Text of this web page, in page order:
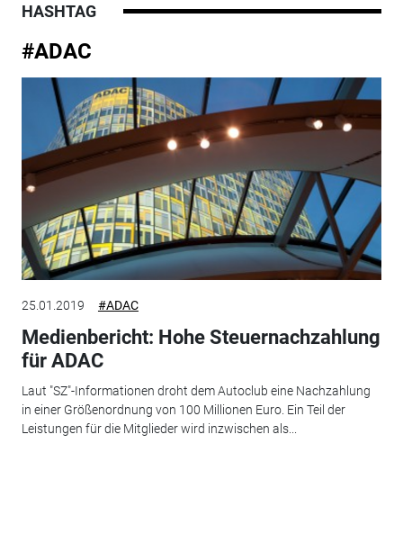
HASHTAG
#ADAC
25.01.2019 #ADAC
Medienbericht: Hohe Steuernachzahlung
für ADAC
Laut "SZ"-Informationen droht dem Autoclub eine Nachzahlung
in einer Größenordnung von 100 Millionen Euro. Ein Teil der
Leistungen für die Mitglieder wird inzwischen als...